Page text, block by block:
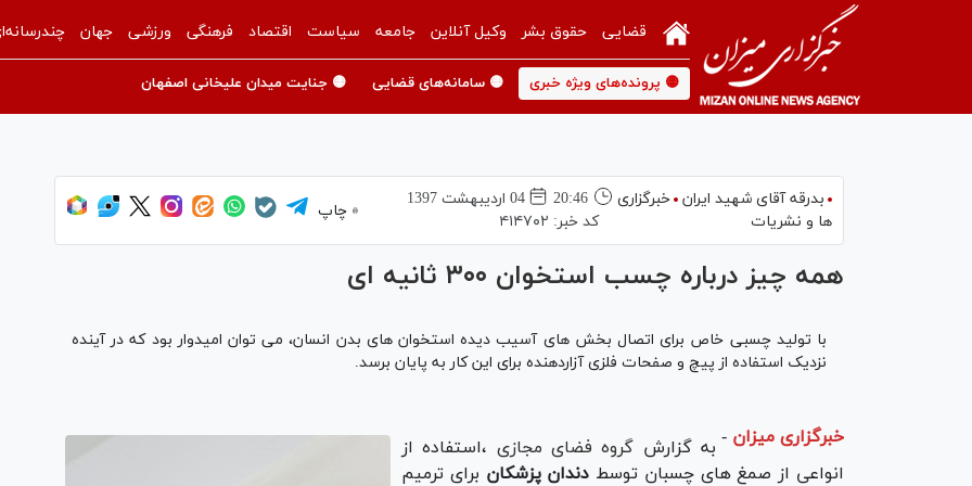
قضایی حقوق بشر وکیل آنلاین جامعه سیاست اقتصاد فرهنگی ورزشی جهان
🟡 پرونده‌های ویژه خبری 🟡 سامانه‌های قضایی 🟡 جنایت میدان علیخانی اصفهان
بدرقه آقای شهید ایران خبرگزاری
ها و نشریات
20:46
04 ارديبهشت 1397
کد خبر: ۴۱۴۷۰۲
چاپ
همه چیز درباره چسب استخوان ۳۰۰ ثانیه ای
با تولید چسبی خاص برای اتصال بخش های آسیب دیده استخوان های بدن انسان، می توان امیدوار بود که در آینده
نزدیک استفاده از پیچ و صفحات فلزی آزاردهنده برای این کار به پایان برسد.
خبرگزاری میزان - به گزارش گروه فضای مجازی ،استفاده از
انواعی از صمغ های چسبان توسط دندان پزشکان برای ترمیم